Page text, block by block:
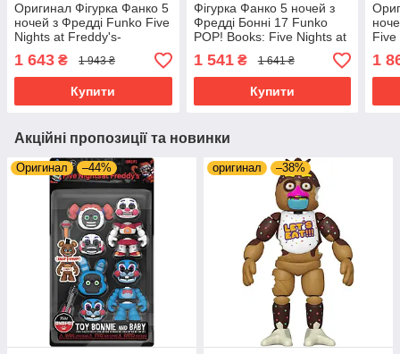
Оригинал Фігурка Фанко 5
ночей з Фредді Funko Five
Nights at Freddy's-
Chocolate Freddy
Шоколадний Фредді
54660
1 643 ₴ 1 943 ₴
Купити
Фігурка Фанко 5 ночей з
Фредді Бонні 17 Funko
POP! Books: Five Nights at
Freddy's-Twisted Bonnie
1 541₴ 1 641 ₴
Купити
Five
1
Акційні пропозиції та новинки
Оригинал –44% оригинал –38%